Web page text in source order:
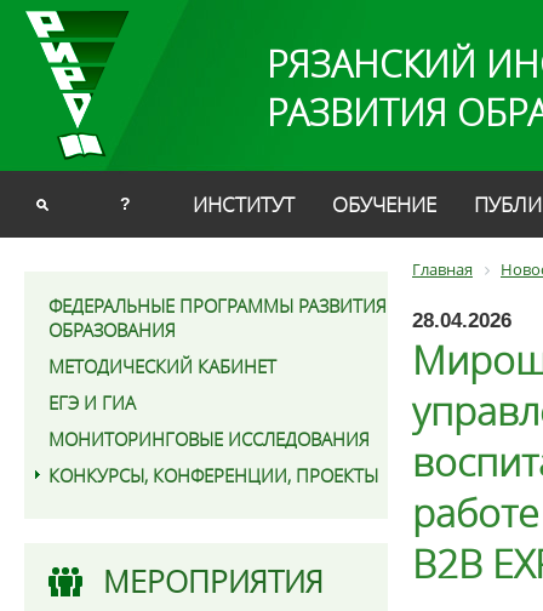
РЯЗАНСКИЙ
РАЗВИТИЯ
? ИНСТИТУТ ОБУЧЕНИЕ
ФЕДЕРАЛЬНЫЕ ПРОГРАММЫ РАЗВИТИЯ
ОБРАЗОВАНИЯ
МЕТОДИЧЕСКИЙ КАБИНЕТ
ЕГЭ И ГИА
МОНИТОРИНГОВЫЕ ИССЛЕДОВАНИЯ
КОНКУРСЫ, КОНФЕРЕНЦИИ, ПРОЕКТЫ
МЕРОПРИЯТИЯ
Главная
28.04.2026
B2B